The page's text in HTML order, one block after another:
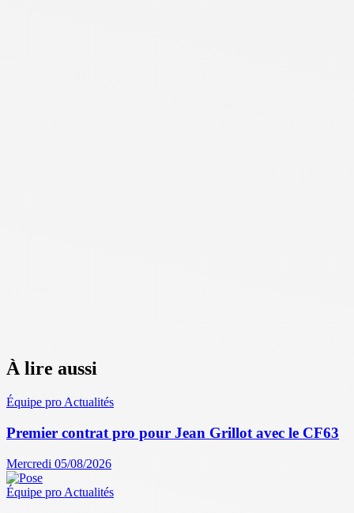
À lire aussi
Équipe pro Actualités
Premier contrat pro pour Jean Grillot avec le CF63
Mercredi 05/08/2026
Équipe pro Actualités